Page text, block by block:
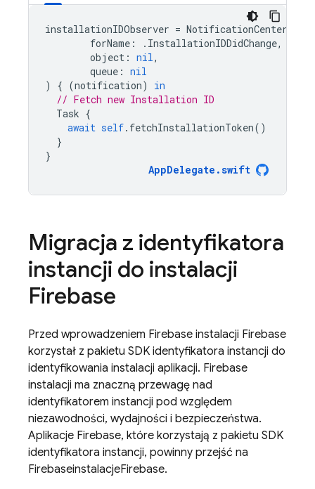
installationIDObserver = NotificationCenter
forName : . InstallationIDDidChange,
object : nil,
queue : nil
)
{ (notification)
in
// Fetch new Installation ID
Task {
await self. fetchInstallationToken()
}
}
AppDelegate .swift
Migracja z identyfikatora
instancji do instalacji
Firebase
Przed wprowadzeniem Firebase instalacji Firebase
korzystał z pakietu SDK identyfikatora instancji do
identyfikowania instalacji aplikacji. Firebase
instalacji ma znaczną przewagę nad
identyfikatorem instancji pod względem
niezawodności, wydajności i bezpieczeństwa.
Aplikacje Firebase, które korzystają z pakietu SDK
identyfikatora instancji, powinny przejść na
FirebaseinstalacjeFirebase.